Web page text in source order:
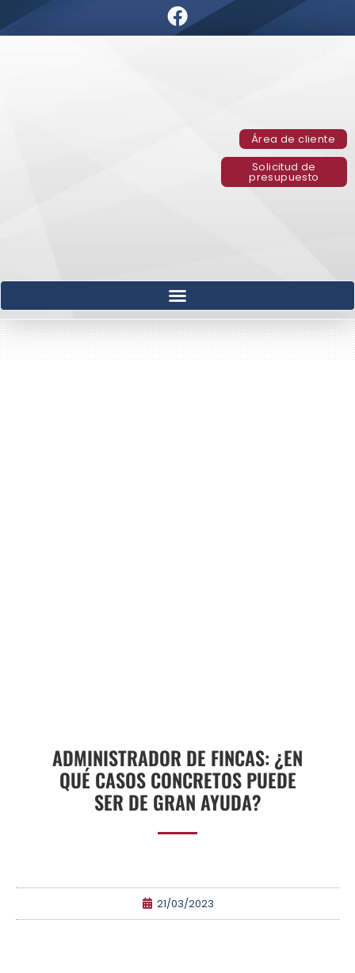
Área de cliente
Solicitud de
presupuesto
ADMINISTRADOR DE FINCAS: ¿EN
QUÉ CASOS CONCRETOS PUEDE
SER DE GRAN AYUDA?
21/03/2023